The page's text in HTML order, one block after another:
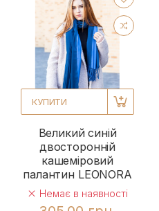
КУПИТИ
Великий синій
двосторонній
кашеміровий
палантин LEONORA
Немає в наявності